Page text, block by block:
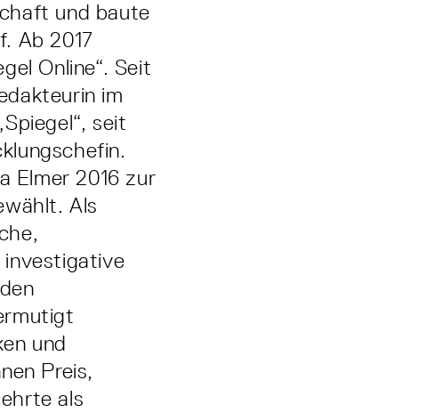
und baute
Ab 2017
Online“. Seit
im
seit
Elmer 2016 zur
Als
investigative
und
Preis,
als